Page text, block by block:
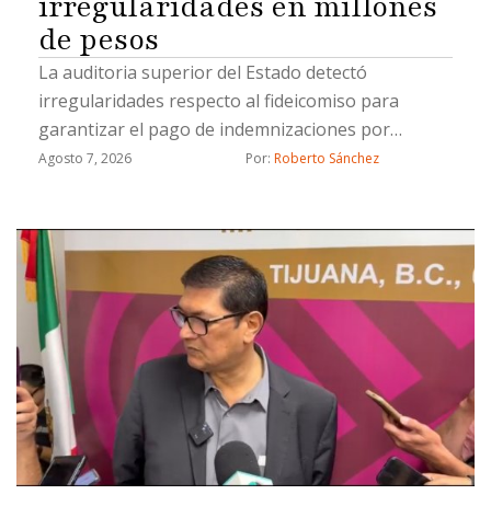
de pesos
La auditoria superior del Estado detectó
irregularidades respecto al fideicomiso para
garantizar el pago de indemnizaciones por
fallecimiento a los causahabientes del personal
Agosto 7, 2026 Por: Roberto Sánchez